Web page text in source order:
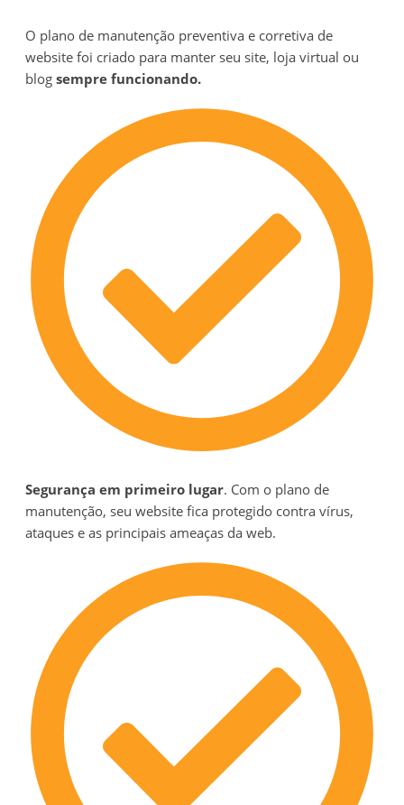
O plano de manutenção preventiva e corretiva de
website foi criado para manter seu site, loja virtual ou
blog sempre funcionando.
Segurança em primeiro lugar. Com o plano de
manutenção, seu website fica protegido contra vírus,
ataques e as principais ameaças da web.